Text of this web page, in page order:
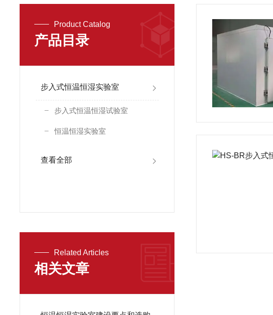
Product Catalog
产品目录
步入式恒温恒湿实验室
步入式恒温恒湿试验室
恒温恒湿实验室
查看全部
Related Articles
相关文章